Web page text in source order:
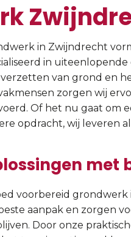
in Zwijndrecht
in
van grond en
zorgen wij
Of het nu gaat om
opdracht, wij leveren
met
voorbereid
aanpak en zorgen
Door onze